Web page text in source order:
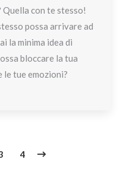
con te stesso!
possa arrivare ad
la minima idea di
bloccare la tua
le tue emozioni?
4